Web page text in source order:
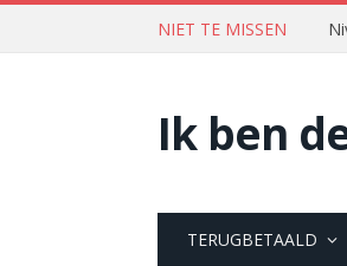
NIET TE MISSEN
Ik ben
TERUGBETAALD